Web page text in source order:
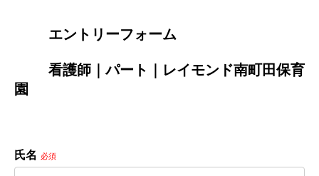
        エントリーフォーム
園
氏名 必須